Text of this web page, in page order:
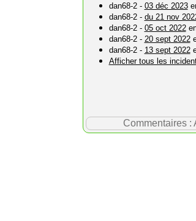
dan68-2 - 03 déc 2023
dan68-2 - du 21 nov
dan68-2 - 05 oct 2022
dan68-2 - 20 sept 2022
dan68-2 - 13 sept 2022
Afficher tous les
Commentaires :